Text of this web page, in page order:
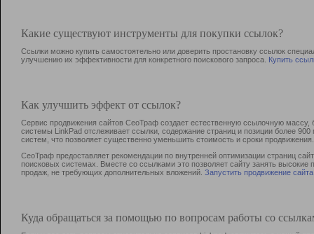
Какие существуют инструменты для покупки ссылок?
Ссылки можно купить самостоятельно или доверить простановку ссылок
улучшению их эффективности для конкретного поискового запроса. Купить
Как улучшить эффект от ссылок?
Сервис продвижения сайтов СеоТраф создает естественную ссылочную
системы LinkPad отслеживает ссылки, содержание страниц и позиции более
систем, что позволяет существенно уменьшить стоимость и сроки продвижения.
СеоТраф предоставляет рекомендации по внутренней оптимизации страниц
поисковых системах. Вместе со ссылками это позволяет сайту занять
продаж, не требующих дополнительных вложений. Запустить продвижение сайта
Куда обращаться за помощью по вопросам работы со